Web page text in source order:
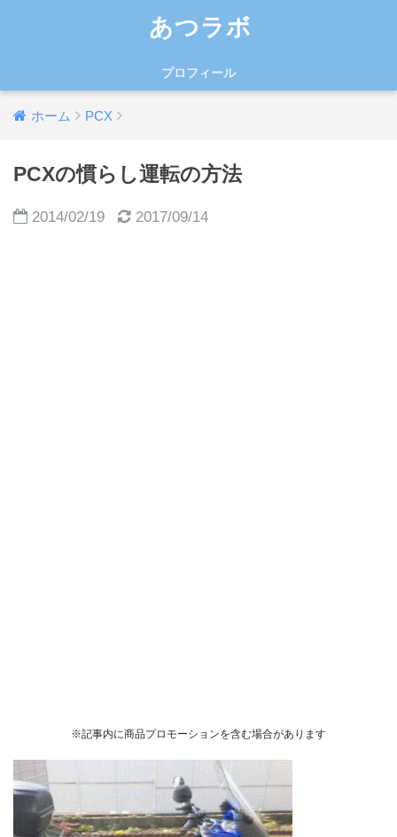
あつラボ
プロフィール
ホーム PCX
PCXの慣らし運転の方法
2014/02/19 2017/09/14
※記事内に商品プロモーションを含む場合があります